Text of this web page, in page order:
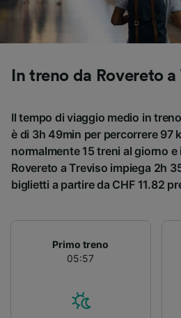
In treno da Rovereto
Il tempo di viaggio medio in
è di 3h 49min per percorrere 97
normalmente 15 treni al giorno
Rovereto a Treviso impiega 2h
biglietti a partire da CHF 11.82
Primo treno
05:57
Utilizzare dati di
Scansione attiva delle
dispositivo ai fini
accedervi. Pubblicità e
personalizzati, misurazione
pubblico, sviluppo di servizi.
Elenco dei partner